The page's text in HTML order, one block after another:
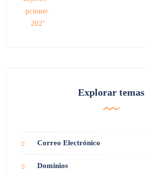
Explorar temas
Correo Electrónico
Dominios